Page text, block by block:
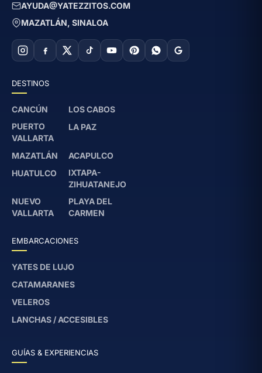
AYUDA@YATEZZITOS.COM
MAZATLÁN, SINALOA
DESTINOS
CANCÚN
LOS CABOS
PUERTO
VALLARTA
LA PAZ
MAZATLÁN
ACAPULCO
HUATULCO
IXTAPA-
ZIHUATANEJO
NUEVO
VALLARTA
PLAYA DEL
CARMEN
EMBARCACIONES
YATES DE LUJO
CATAMARANES
VELEROS
LANCHAS / ACCESIBLES
GUÍAS & EXPERIENCIAS